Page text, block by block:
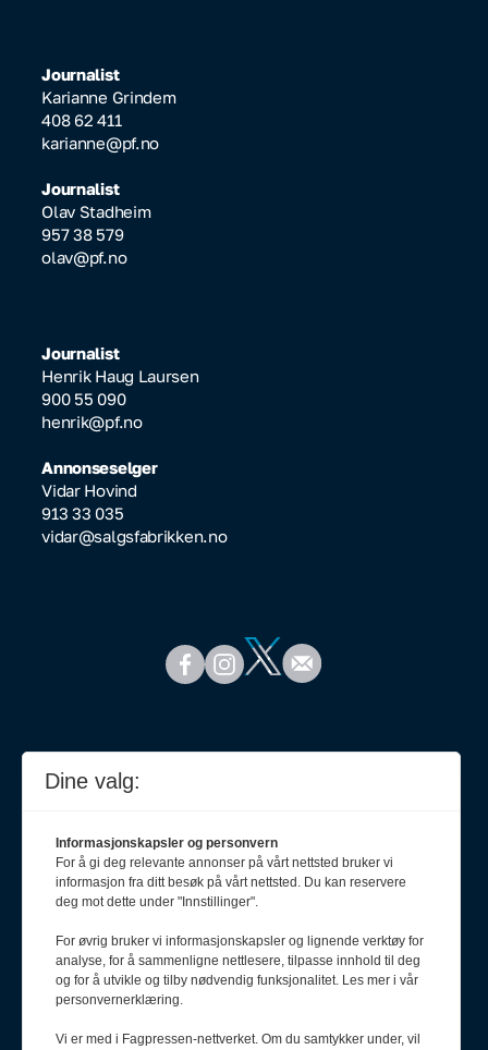
Journalist
Karianne Grindem
408 62 411
karianne@pf.no
Journalist
Olav Stadheim
957 38 579
olav@pf.no
Journalist
Henrik Haug Laursen
900 55 090
henrik@pf.no
Annonseselger
Vidar Hovind
913 33 035
vidar@salgsfabrikken.no
Meld deg på nyhetsbrev
Dine valg:
Informasjonskapsler og personvern
For å gi deg relevante annonser på vårt nettsted bruker vi
informasjon fra ditt besøk på vårt nettsted. Du kan reservere
deg mot dette under "Innstillinger".
For øvrig bruker vi informasjonskapsler og lignende verktøy for
analyse, for å sammenligne nettlesere, tilpasse innhold til deg
og for å utvikle og tilby nødvendig funksjonalitet. Les mer i vår
personvernerklæring.
Vi er med i Fagpressen-nettverket. Om du samtykker under, vil